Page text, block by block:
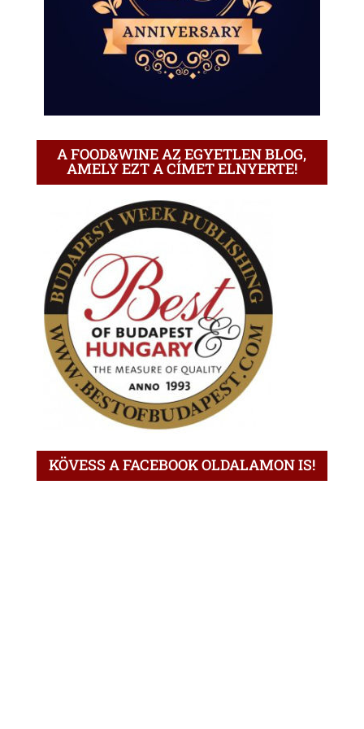
A FOOD&WINE AZ EGYETLEN BLOG,
AMELY EZT A CÍMET ELNYERTE!
KÖVESS A FACEBOOK OLDALAMON IS!